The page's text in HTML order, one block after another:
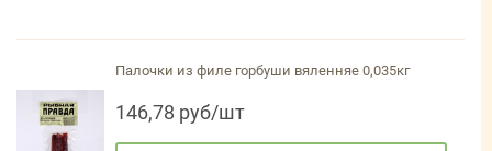
Палочки из филе горбуши вяленняе 0,035кг
146,78 руб/шт